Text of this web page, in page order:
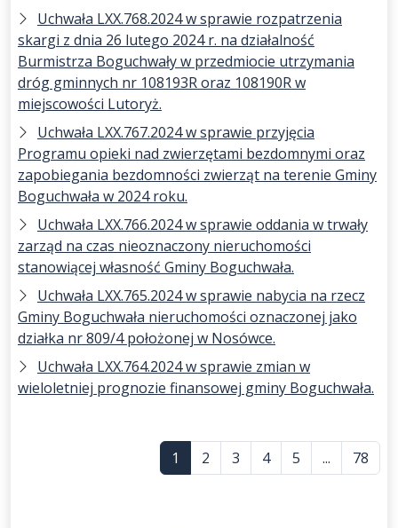
Uchwała LXX.768.2024 w sprawie rozpatrzenia
skargi z dnia 26 lutego 2024 r. na działalność
Burmistrza Boguchwały w przedmiocie utrzymania
dróg gminnych nr 108193R oraz 108190R w
miejscowości Lutoryż.
Uchwała LXX.767.2024 w sprawie przyjęcia
Programu opieki nad zwierzętami bezdomnymi oraz
zapobiegania bezdomności zwierząt na terenie Gminy
Boguchwała w 2024 roku.
Uchwała LXX.766.2024 w sprawie oddania w trwały
zarząd na czas nieoznaczony nieruchomości
stanowiącej własność Gminy Boguchwała.
Uchwała LXX.765.2024 w sprawie nabycia na rzecz
Gminy Boguchwała nieruchomości oznaczonej jako
działka nr 809/4 położonej w Nosówce.
Uchwała LXX.764.2024 w sprawie zmian w
wieloletniej prognozie finansowej gminy Boguchwała.
1 2 3 4 5 ... 78